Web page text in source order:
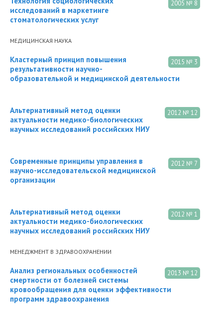
2005 № 8
исследований в маркетинге
стоматологических услуг
МЕДИЦИНСКАЯ НАУКА
2015 № 3
Кластерный принцип повышения
результативности научно-
образовательной и медицинской деятельности
2012 № 12
Альтернативный метод оценки
актуальности медико-биологических
научных исследований российских НИУ
2012 № 7
Современные принципы управления в
научно-исследовательской медицинской
организации
2012 № 1
Альтернативный метод оценки
актуальности медико-биологических
научных исследований российских НИУ
МЕНЕДЖМЕНТ В ЗДРАВООХРАНЕНИИ
2013 № 12
Анализ региональных особенностей
смертности от болезней системы
кровообращения для оценки эффективности
программ здравоохранения